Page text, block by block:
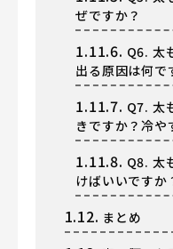
ぜですか？
1.11.6. Q6. 太
出る原因は何で
1.11.7. Q7. 太
きですか？冷や
1.11.8. Q8. 太
けばいいですか
1.12. まとめ